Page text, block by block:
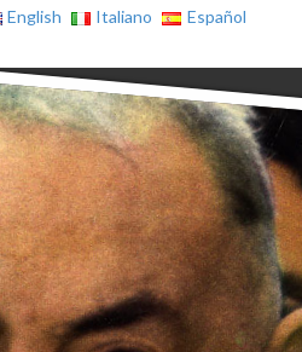
English Italiano
Español